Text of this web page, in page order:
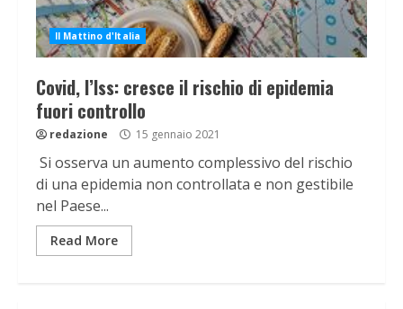
Il Mattino d'Italia
Covid, l’Iss: cresce il rischio di epidemia
fuori controllo
redazione 15 gennaio 2021
Si osserva un aumento complessivo del rischio
di una epidemia non controllata e non gestibile
nel Paese...
Read More